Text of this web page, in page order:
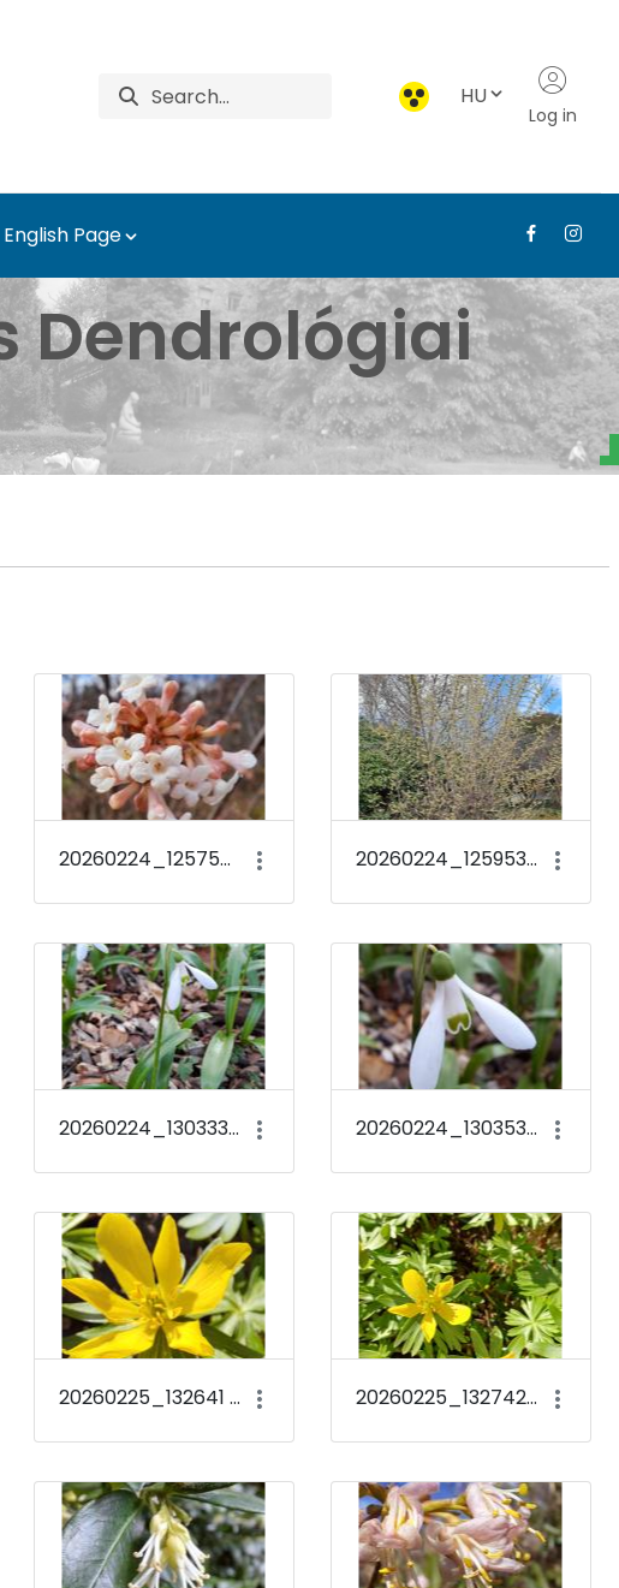
HU
Log in
English Page
- Tájépítészeti,
Dendrológiai
20260224_125755 Viburnum × bodnantense &#39;Deben&#39; 20260224_125953 Chimonanthus praecox
20260224_130333 Galanthus woronowii 20260224_130353 Galanthus woronowii
20260225_132641 Eranthis hyemalis 20260225_132742 Eranthis hyemalis